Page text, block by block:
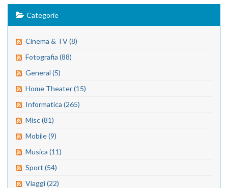
Categorie
Cinema & TV (8)
Fotografia (88)
General (5)
Home Theater (15)
Informatica (265)
Misc (81)
Mobile (9)
Musica (11)
Sport (54)
Viaggi (22)